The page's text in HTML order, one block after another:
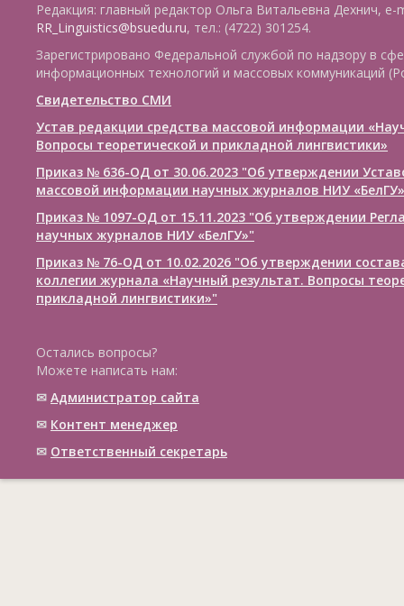
Редакция: главный редактор Ольга Витальевна Дехнич, e-
RR_Linguistics@bsuedu.ru, тел.: (4722) 301254.
Зарегистрировано Федеральной службой по надзору в
информационных технологий и массовых коммуникаций
Свидетельство СМИ
Устав редакции средства массовой информации
Вопросы теоретической и прикладной лингвистики»
Приказ № 636-ОД от 30.06.2023 "Об утверждении
массовой информации научных журналов НИУ «БелГУ»
Приказ № 1097-ОД от 15.11.2023 "Об утверждении
научных журналов НИУ «БелГУ»"
Приказ № 76-ОД от 10.02.2026 "Об утверждении
коллегии журнала «Научный результат. Вопросы
прикладной лингвистики»"
Остались вопросы?
Можете написать нам:
✉ Администратор сайта
✉ Контент менеджер
✉ Ответственный cекретарь